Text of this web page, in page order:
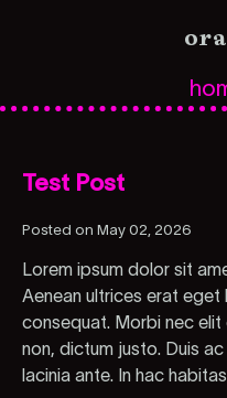
Test Post
Posted on May 02, 2026
Lorem ipsum dolor sit
Aenean ultrices erat eget
consequat. Morbi nec elit
non, dictum justo. Duis
lacinia ante. In hac